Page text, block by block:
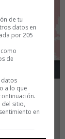
de tu
datos en
por 205
de
datos
a lo que
del sitio,
en